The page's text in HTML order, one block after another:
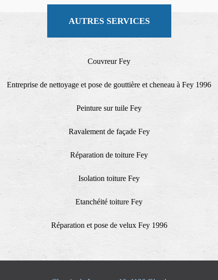
AUTRES SERVICES
Couvreur Fey
Entreprise de nettoyage et pose de gouttière et cheneau à Fey 1996
Peinture sur tuile Fey
Ravalement de façade Fey
Réparation de toiture Fey
Isolation toiture Fey
Etanchéité toiture Fey
Réparation et pose de velux Fey 1996